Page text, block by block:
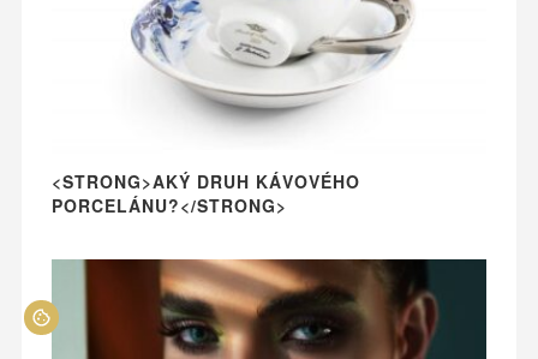
<STRONG>AKÝ DRUH KÁVOVÉHO
PORCELÁNU?</STRONG>